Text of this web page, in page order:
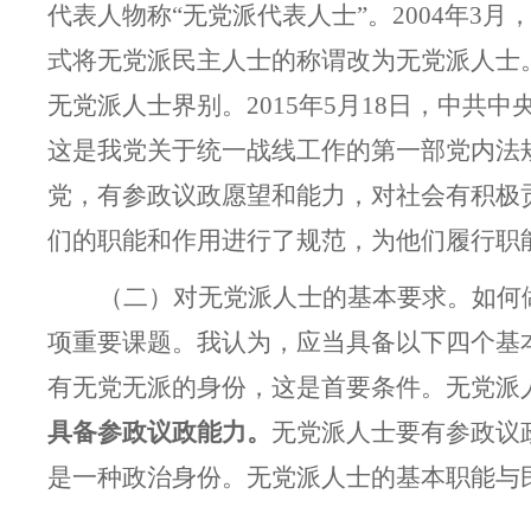
代表人物称“无党派代表人士”。2004年3月
式将无党派民主人士的称谓改为无党派人
无党派人士界别。2015年5月18日，中共
这是我党关于统一战线工作的第一部党内
党，有参政议政愿望和能力，对社会有积
们的职能和作用进行了规范，为他们履行
（二）对无党派人士的基本要求。 如何
项重要课题。我认为，应当具备以下四个基
有无党无派的身份，这是首要条件。无党
具备参政议政能力。 无党派人士要有参政
是一种政治身份。无党派人士的基本职能